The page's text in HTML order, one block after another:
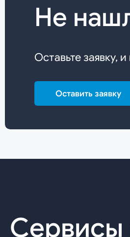
Не
Оставьте заявку,
Оставить заявку
Сервисы